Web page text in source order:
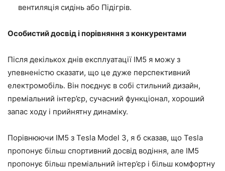
вентиляція сидінь або Підігрів.
Особистий досвід і порівняння з конкурентами
Після декількох днів експлуатації IM5 я можу з
упевненістю сказати, що це дуже перспективний
електромобіль. Він поєднує в собі стильний дизайн,
преміальний інтер’єр, сучасний функціонал, хороший
запас ходу і прийнятну динаміку.
Порівнюючи IM5 з Tesla Model 3, я б сказав, що Tesla
пропонує більш спортивний досвід водіння, але IM5
пропонує більш преміальний інтер’єр і більш комфортну